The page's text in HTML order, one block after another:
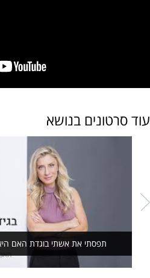
עוד סרטונים בנושא
תפסתי את אשתי בוגדת האם